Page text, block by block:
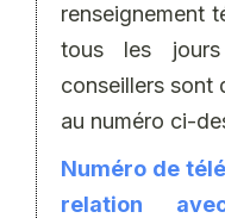
renseignement
tous les
conseillers sont
au numéro ci-
Numéro de
relation